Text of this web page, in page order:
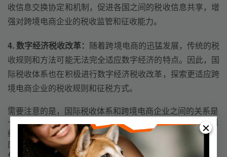
收信息交换协定和机制，促进各国之间的税收信息共享，增
强对跨境电商企业的税收监管和征收能力。
4. 数字经济税收改革： 随着跨境电商的迅猛发展，传统的税
收规则和方法可能无法完全适应数字经济的特点。因此，国
际税收体系也在积极进行数字经济税收改革，探索更适应跨
境电商企业的税收规则和征税方式。
需要注意的是，国际税收体系和跨境电商企业之间的关系是
一个复杂而动态的问题，涉及到各国的立法、协定和国际组
织的合作等方面。因此，跨境电商企业在开展国际业务时，
应当了解并遵守各国的税收规定，并与专业的税务顾问合